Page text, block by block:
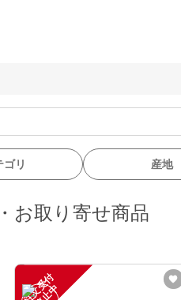
ゴリ 産地
お取り寄せ商品
注
文
受
付
停
止